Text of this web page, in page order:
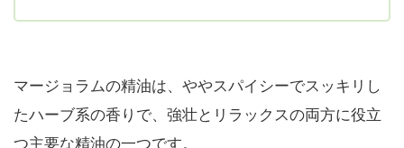
マージョラムの精油は、ややスパイシーでスッキリし
たハーブ系の香りで、強壮とリラックスの両方に役立
つ主要な精油の一つです。